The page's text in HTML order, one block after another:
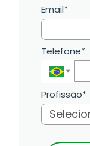
Email*
Telefone*
Profissão*